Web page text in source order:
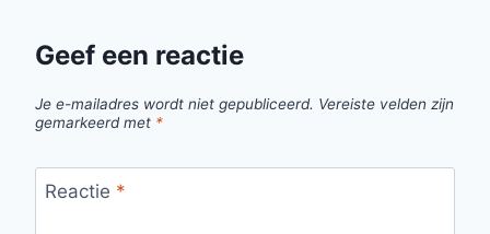
Geef een reactie
Je e-mailadres wordt niet gepubliceerd. Vereiste velden zijn
gemarkeerd met *
Reactie *